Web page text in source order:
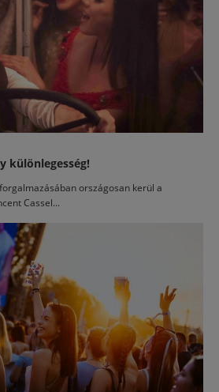
különlegesség!
országosan kerül a
Cassel...